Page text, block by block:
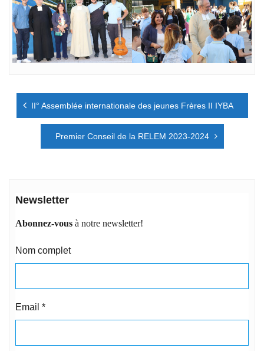
Navigation
II° Assemblée internationale des jeunes Frères II IYBA
Premier Conseil de la RELEM 2023-2024
Newsletter
Abonnez-vous à notre newsletter!
Nom complet
Email *